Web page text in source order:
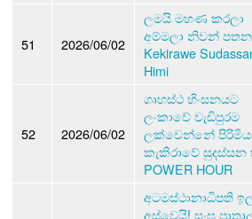
51 2026/06/02
ලමයි මහණ කරලා
අම්මලා නිවන්
Kekirawe
Himi
52 2026/06/02
ගෘහස්ථ හිංසනයට
ලංකාවේ වැඩිපුරම
ලක්වෙන්නේ
කැකිරාවේ සුදස්සන
POWER HOUR
අටමස්ථානාධිපති
අස්වෙයි! සංඝ